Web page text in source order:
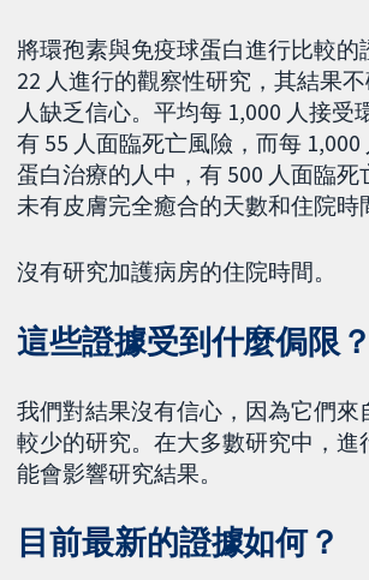
將環孢素與免疫球蛋白進行比較的
22 人進行的觀察性研究，其結果
人缺乏信心。平均每 1,000 人接受
有 55 人面臨死亡風險，而每
蛋白治療的人中，有 500 人面臨死
未有皮膚完全癒合的天數和住院時
沒有研究加護病房的住院時間。
這些證據受到什麼侷限？
我們對結果沒有信心，因為它們來
較少的研究。在大多數研究中，進
能會影響研究結果。
目前最新的證據如何？